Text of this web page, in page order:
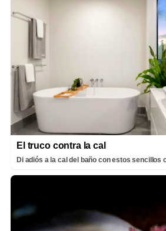
El truco contra la cal
Di adiós a la cal del baño con estos sencillos